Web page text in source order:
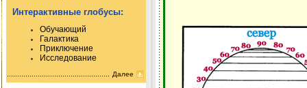
Интерактивные глобусы:
Обучающий
Галактика
Приключение
Исследование
Далее